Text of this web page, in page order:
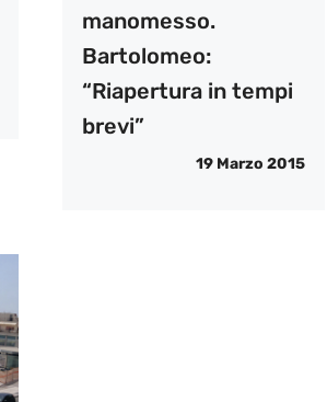
manomesso.
Bartolomeo:
“Riapertura in tempi
brevi”
19 Marzo 2015